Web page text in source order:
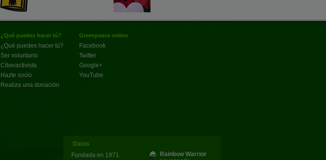
¿Qué puedes hacer tú?
¿Qué puedes hacer tú?
Ser voluntario
Ciberactivista
Hazte socio
Realiza una donación
Greenpeace online
Facebook
Twitter
Google+
YouTube
Datos
Fundada en 1971.
Rainbow Warrior